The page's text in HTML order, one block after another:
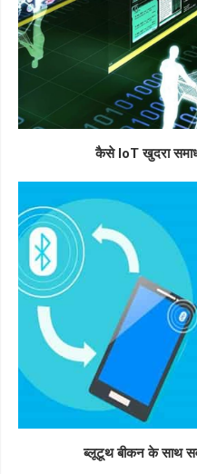
कैसे IoT खुदरा
ब्लूटूथ बीकन के साथ